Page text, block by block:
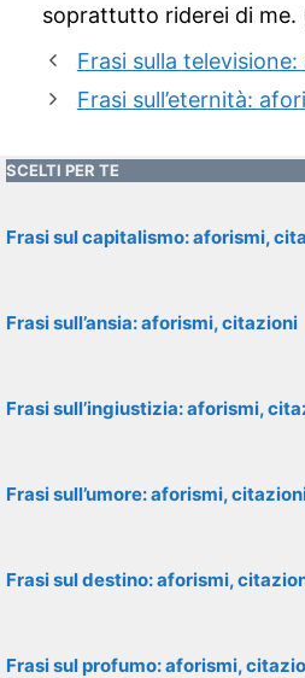
soprattutto riderei di me.
Frasi sulla
Frasi sull’eternità:
SCELTI PER TE
Frasi sul capitalismo: aforismi,
Frasi sull’ansia: aforismi, citazioni
Frasi sull’ingiustizia: aforismi,
Frasi sull’umore: aforismi,
Frasi sul destino: aforismi,
Frasi sul profumo: aforismi,